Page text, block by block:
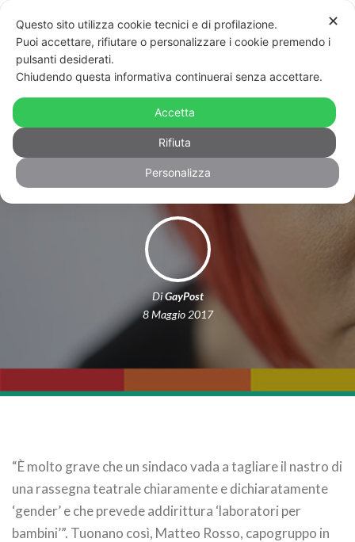
Genova: il comune patrocina il Life
Festival e Fratelli d’Italia insorge: “È
gender”
DiGayPost
8 Maggio 2017
“È molto grave che un sindaco vada a tagliare il nastro di
una rassegna teatrale chiaramente e dichiaratamente
‘gender’ e che prevede addirittura ‘laboratori per
bambini’”. Tuonano così, Matteo Rosso, capogruppo in
✕
Questo sito utilizza cookie tecnici e di profilazione.
Puoi accettare, rifiutare o personalizzare i cookie premendo i
pulsanti desiderati.
Chiudendo questa informativa continuerai senza accettare.
Accetta
Rifiuta
Personalizza